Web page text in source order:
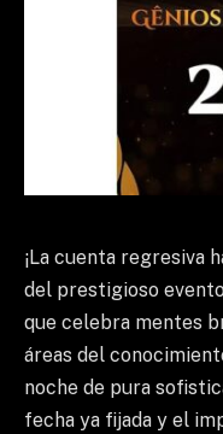
¡La cuenta regresiva
del prestigioso evento
que celebra mentes
áreas del
noche de pura
fecha ya fijada y el